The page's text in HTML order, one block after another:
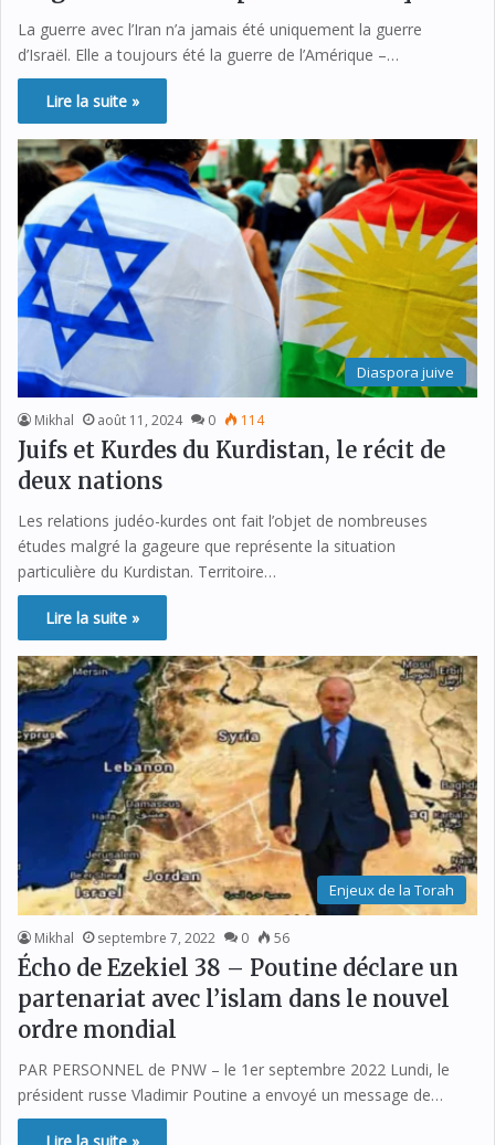
La guerre avec l’Iran n’a jamais été uniquement la guerre
d’Israël. Elle a toujours été la guerre de l’Amérique –…
Lire la suite »
Diaspora juive
Mikhal août 11, 2024 0 114
Juifs et Kurdes du Kurdistan, le récit de
deux nations
Les relations judéo-kurdes ont fait l’objet de nombreuses
études malgré la gageure que représente la situation
particulière du Kurdistan. Territoire…
Lire la suite »
Enjeux de la Torah
Mikhal septembre 7, 2022 0 56
Écho de Ezekiel 38 – Poutine déclare un
partenariat avec l’islam dans le nouvel
ordre mondial
PAR PERSONNEL de PNW – le 1er septembre 2022 Lundi, le
président russe Vladimir Poutine a envoyé un message de…